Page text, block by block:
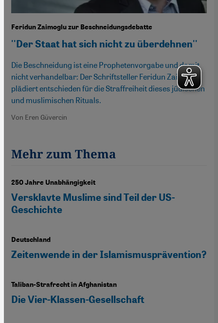
Feridun Zaimoglu zur Beschneidungsdebatte
''Der Staat hat sich nicht zu überdehnen''
Die Beschneidung ist eine Prophetenvorgabe und damit
nicht verhandelbar: Der Schriftsteller Feridun Zaimoglu
plädiert entschieden für die Straffreiheit dieses jüdischen
und muslimischen Rituals.
Von Eren Güvercin
Mehr zum Thema
250 Jahre Unabhängigkeit
Versklavte Muslime sind Teil der US-
Geschichte
Deutschland
Zeitenwende in der Islamismusprävention?
Taliban-Strafrecht in Afghanistan
Die Vier-Klassen-Gesellschaft